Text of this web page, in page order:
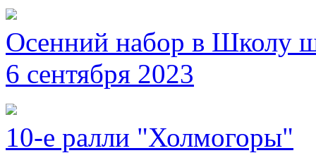
Осенний набор в Школу
6 сентября 2023
10-е ралли "Холмогоры"